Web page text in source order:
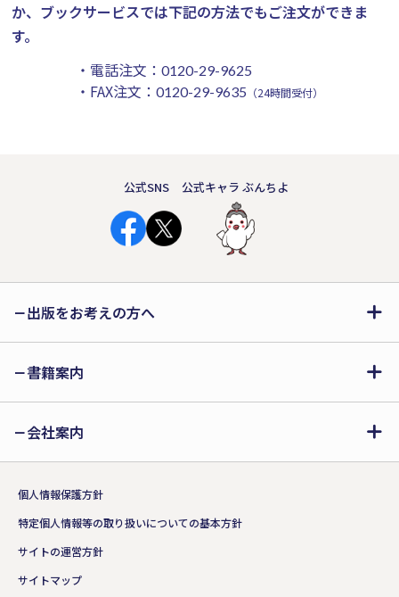
か、ブックサービスでは下記の方法でもご注文ができま
す。
・電話注文： 0120-29-9625
・FAX注文： 0120-29-9635 （24時間受付）
公式SNS 公式キャラ ぶんちよ
出版をお考えの方へ
書籍案内
会社案内
個人情報保護方針
特定個人情報等の取り扱いについての基本方針
サイトの運営方針
サイトマップ